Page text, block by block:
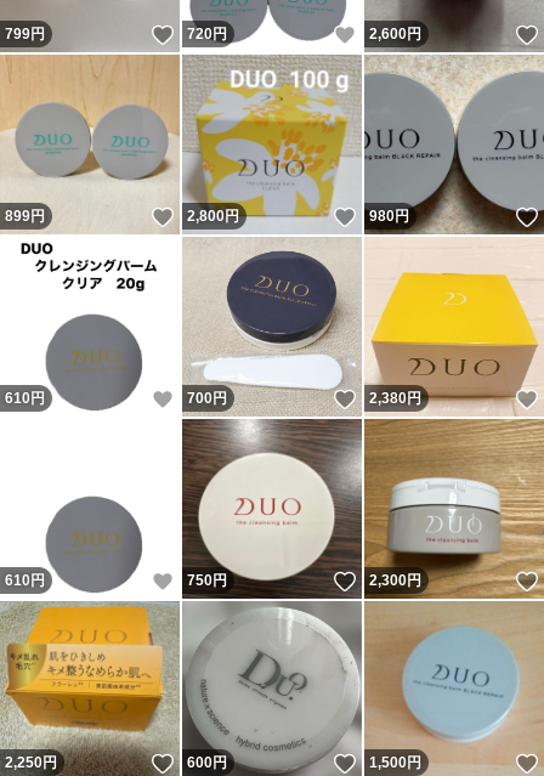
799円 いいね！
720円 いいね！
2,600円
899円 いいね！
2,800円 いいね！
980円
610 円 いいね！
700円 いいね！
2,380円
610 円 いいね！
750円 いいね！
2,300円
2,250円 いいね！
600円 いいね！
1,500円